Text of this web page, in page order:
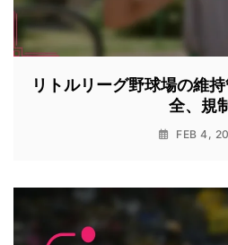
リトルリーグ野球場の維
全、規
FEB 4,